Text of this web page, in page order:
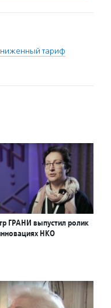
тариф
ГРАНИ выпустил ролик
НКО